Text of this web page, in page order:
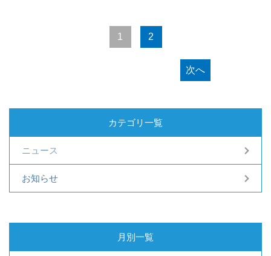
1 2
次へ
カテゴリ一覧
ニュース
お知らせ
月別一覧